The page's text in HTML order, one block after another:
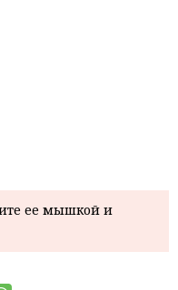
ее мышкой и